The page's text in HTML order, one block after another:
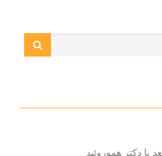
با دکتر هموروئید